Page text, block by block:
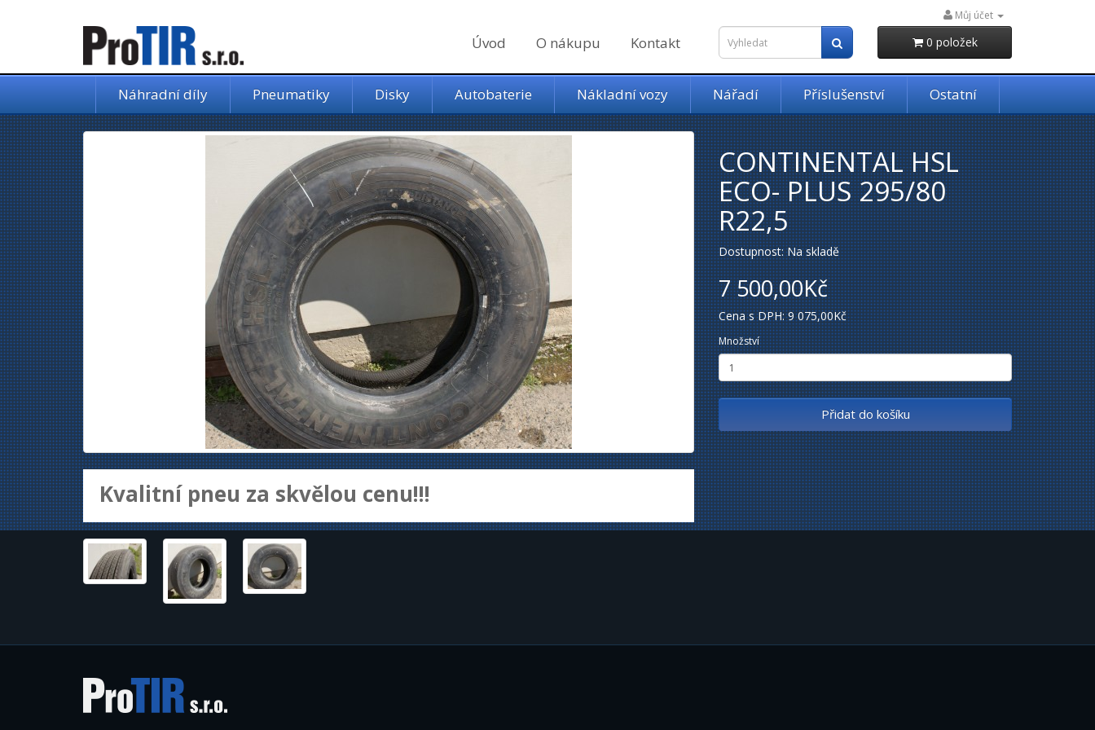
Můj účet
Úvod O nákupu Kontakt 0 položek
Náhradní díly Pneumatiky Disky Autobaterie Nákladní vozy Nářadí Příslušenství Ostatní
Kvalitní pneu za skvělou cenu!!!
CONTINENTAL HSL
ECO- PLUS 295/80
R22,5
Dostupnost: Na skladě
7 500,00Kč
Cena s DPH: 9 075,00Kč
Množství
Přidat do košíku